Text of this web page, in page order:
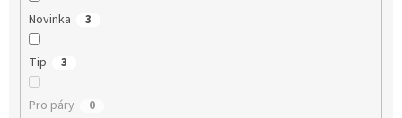
Novinka 3
Tip 3
Pro páry 0